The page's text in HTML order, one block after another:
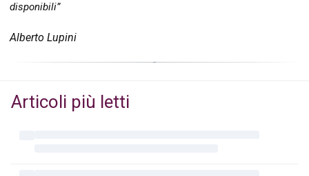
disponibili”
Alberto Lupini
Articoli più letti